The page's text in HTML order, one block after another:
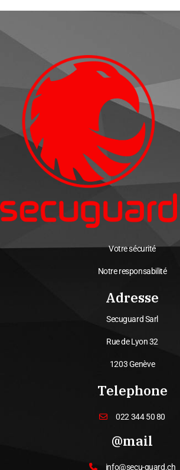
Votre sécurité
Notre responsabilité
Adresse
Secuguard Sarl
Rue de Lyon 32
1203 Genève
Telephone
022 344 50 80
@mail
info@secu-guard.ch